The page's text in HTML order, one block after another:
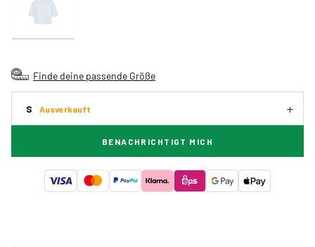
Finde deine passende Größe
S Ausverkauft
BENACHRICHTIGT MICH